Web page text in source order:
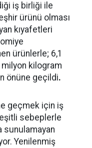
iş birliği ile
ürünü olması
kıyafetleri
ürünlerle; 6,1
milyon kilogram
önüne geçildi.
geçmek için iş
sebeplerle
sunulamayan
Yenilenmiş